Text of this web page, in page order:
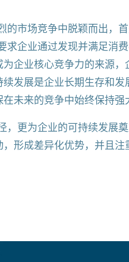
的市场竞争中脱颖而出，
求企业通过发现并满足消
企业核心竞争力的来源，
发展是企业长期生存和发
未来的竞争中始终保持强
，更为企业的可持续发展
形成差异化优势，并且注